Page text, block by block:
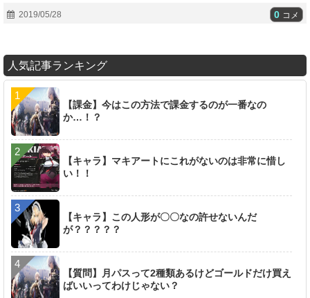
2019/05/28 0 コメ
人気記事ランキング
【課金】今はこの方法で課金するのが一番なの
か…！？
【キャラ】マキアートにこれがないのは非常に惜し
い！！
【キャラ】この人形が〇〇なの許せないんだ
が？？？？？
【質問】月パスって2種類あるけどゴールドだけ買え
ばいいってわけじゃない？